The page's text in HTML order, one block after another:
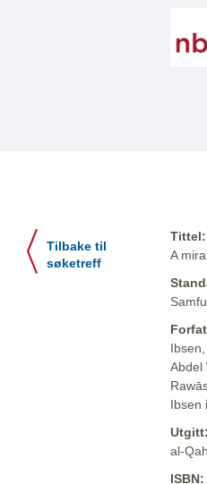
Tilbake til
søketreff
Tittel:
A
Abdel
Ibsen
Utgitt:
al-
ISBN: